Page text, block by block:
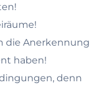
die Anerkennung
haben!
denn